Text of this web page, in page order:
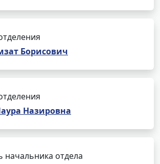
Борисович
Назировна
начальника отдела